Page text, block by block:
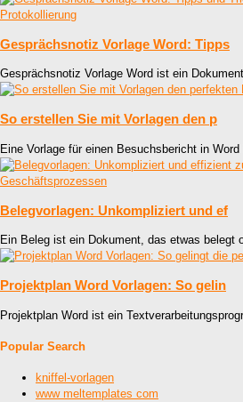
Gesprächsnotiz Vorlage Word: Tipps
Gesprächsnotiz Vorlage Word ist ein
So erstellen Sie mit Vorlagen den p
Eine Vorlage für einen Besuchsbericht in
Belegvorlagen: Unkompliziert und ef
Ein Beleg ist ein Dokument, das etwas belegt
Projektplan Word Vorlagen: So gelin
Projektplan Word ist ein
Popular Search
kniffel-vorlagen
www meltemplates com